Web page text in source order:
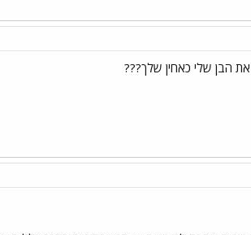
הבן שלי כאחין שלך???